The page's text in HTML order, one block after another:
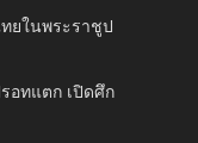
ยในพระราชูป
อทแตก เปิดศึก